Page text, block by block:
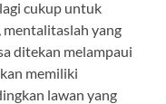
cukup untuk
mentalitaslah yang
ditekan melampaui
memiliki
lawan yang